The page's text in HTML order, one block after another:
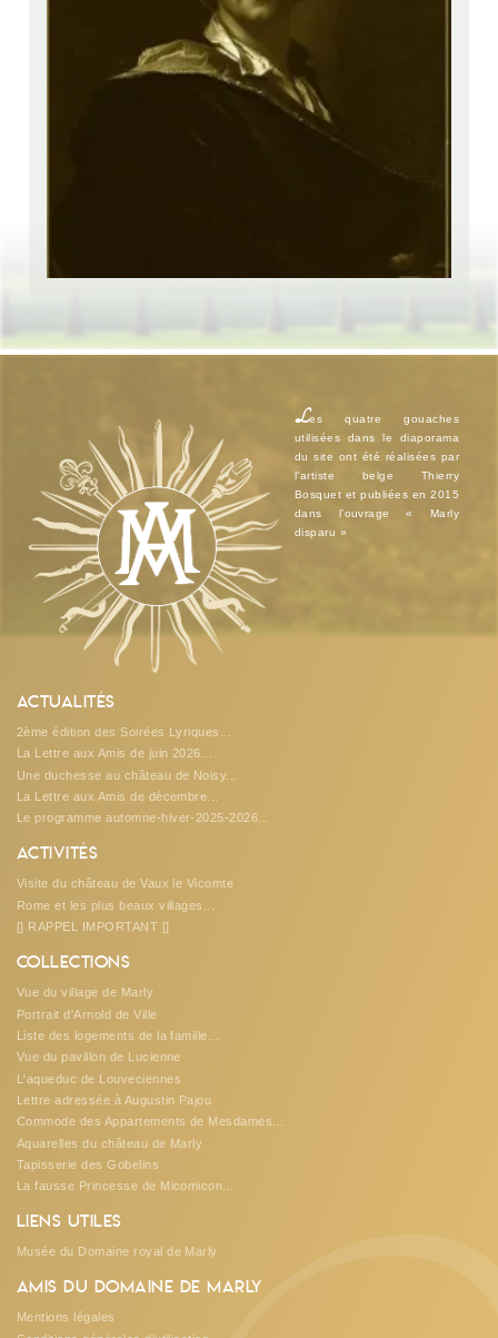
Les quatre gouaches
utilisées dans le diaporama
du site ont été réalisées par
l’artiste belge Thierry
Bosquet et publiées en 2015
dans l’ouvrage « Marly
disparu »
Actualités
2ème édition des Soirées Lyriques...
La Lettre aux Amis de juin 2026...
Une duchesse au château de Noisy...
La Lettre aux Amis de décembre...
Le programme automne-hiver-2025-2026...
Activités
Visite du château de Vaux le Vicomte
Rome et les plus beaux villages...
[] RAPPEL IMPORTANT []
Collections
Vue du village de Marly
Portrait d'Arnold de Ville
Liste des logements de la famille...
Vue du pavillon de Lucienne
L'aqueduc de Louveciennes
Lettre adressée à Augustin Pajou
Commode des Appartements de Mesdames...
Aquarelles du château de Marly
Tapisserie des Gobelins
La fausse Princesse de Micomicon...
Liens utiles
Musée du Domaine royal de Marly
Amis du Domaine de Marly
Mentions légales